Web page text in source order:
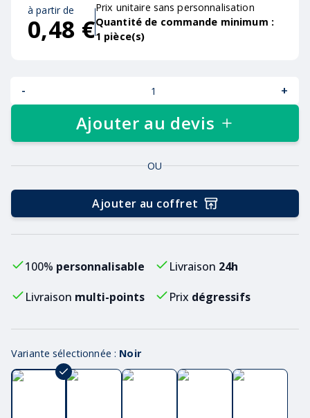
à partir de
0,48 €
Prix unitaire sans personnalisation
Quantité de commande minimum :
1 pièce(s)
- +
Ajouter au devis
OU
Ajouter au coffret
100% personnalisable Livraison 24h
Livraison multi-points Prix dégressifs
Variante sélectionnée : Noir